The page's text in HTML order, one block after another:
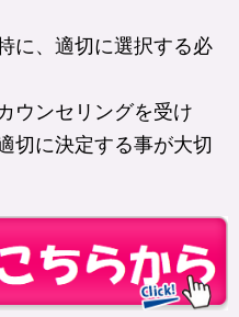
に、適切に選択する必
ウンセリングを受け
切に決定する事が大切